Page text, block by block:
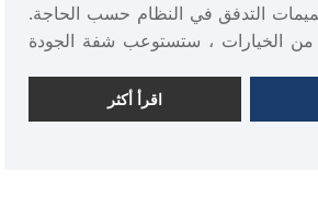
التدفق في النظام حسب الحاجة.
الخيارات ، ستستوعب شفة الجودة
اقرأ أكثر